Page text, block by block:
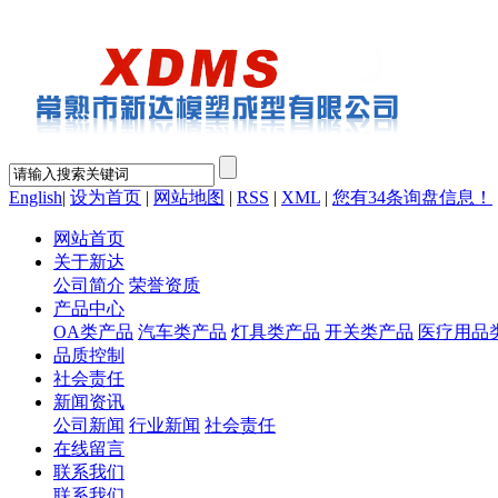
English| 设为首页 | 网站地图 | RSS | XML | 您有34条询盘信息！
网站首页
关于新达
公司简介 荣誉资质
产品中心
OA类产品 汽车类产品 灯具类产品 开关类产品 医疗用品
品质控制
社会责任
新闻资讯
公司新闻 行业新闻 社会责任
在线留言
联系我们